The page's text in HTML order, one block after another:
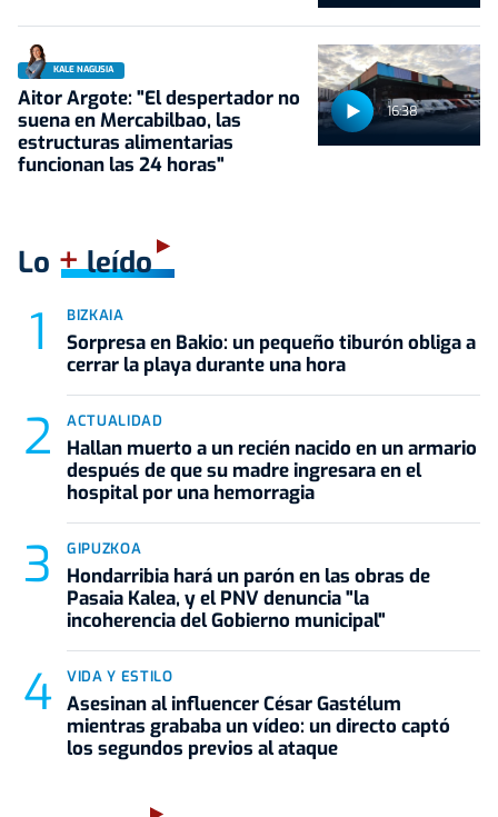
16:38
KALE NAGUSIA
Aitor Argote: "El despertador no
suena en Mercabilbao, las
estructuras alimentarias
funcionan las 24 horas"
Lo +leído
BIZKAIA
Sorpresa en Bakio: un pequeño tiburón obliga a
cerrar la playa durante una hora
ACTUALIDAD
Hallan muerto a un recién nacido en un armario
después de que su madre ingresara en el
hospital por una hemorragia
GIPUZKOA
Hondarribia hará un parón en las obras de
Pasaia Kalea, y el PNV denuncia "la
incoherencia del Gobierno municipal"
VIDA Y ESTILO
Asesinan al influencer César Gastélum
mientras grababa un vídeo: un directo captó
los segundos previos al ataque